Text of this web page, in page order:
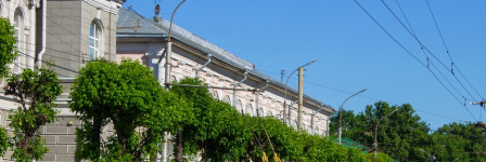
Перейти к основному содержанию